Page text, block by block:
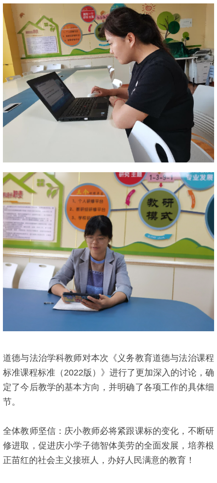
道德与法治学科教师对本次《义务教育道德与法治课程
标准课程标准（2022版）》进行了更加深入的讨论，确
定了今后教学的基本方向，并明确了各项工作的具体细
节。
全体教师坚信：庆小教师必将紧跟课标的变化，不断研
修进取，促进庆小学子德智体美劳的全面发展，培养根
正苗红的社会主义接班人，办好人民满意的教育！